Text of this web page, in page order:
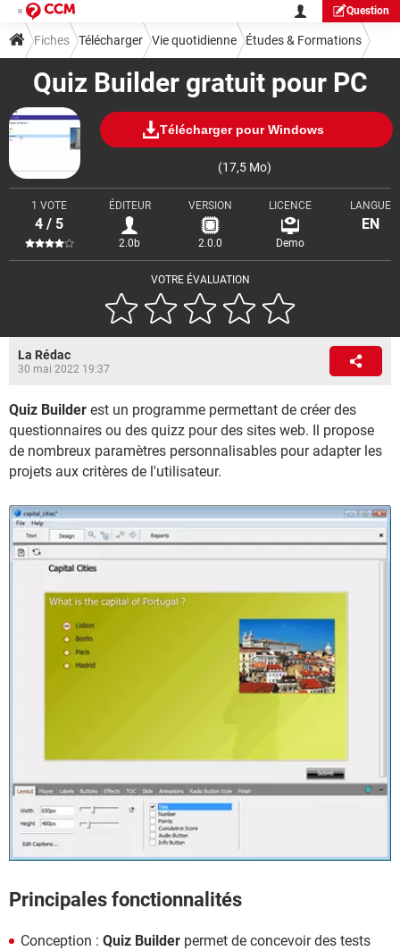
Question
Quiz Builder gratuit pour PC
Télécharger pour Windows
(17,5 Mo)
VOTRE ÉVALUATION
1 VOTE
4 / 5
ÉDITEUR
2.0b
VERSION
2.0.0
LICENCE
Demo
LANGUE
EN
Fiches Télécharger Vie quotidienne Études & Formations
La Rédac
30 mai 2022 19:37
Quiz Builder est un programme permettant de créer des
questionnaires ou des quizz pour des sites web. Il propose
de nombreux paramètres personnalisables pour adapter les
projets aux critères de l'utilisateur.
Principales fonctionnalités
Conception : Quiz Builder permet de concevoir des tests